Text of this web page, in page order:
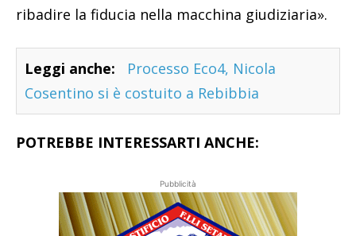
ribadire la fiducia nella macchina giudiziaria».
Leggi anche:
Processo Eco4, Nicola
Cosentino si è costuito a Rebibbia
POTREBBE INTERESSARTI ANCHE:
Pubblicità